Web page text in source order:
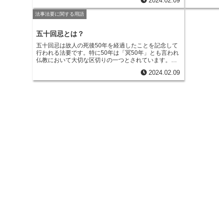
同法要を行う際には、法要や供養を行う対象者や、法
要や供養の時期、法要や供養の場所、法要や供養の内
容などを決める必要があります。合同法要を行うこと
で、
の負担を軽減することができます
り、徳島
家康に降伏
法事法要に関する用語
五十回忌とは？
五十回忌は故人の死後50年を経過したことを記念して
行われる法要です。特に50年は「冥50年」とも言われ
仏教において大切な区切りの一つとされています。五
われる法要です。日本の仏教では、人が亡くなってか
ら33年目、50年目、100年目には大きな法要を行う習
2024.02.09